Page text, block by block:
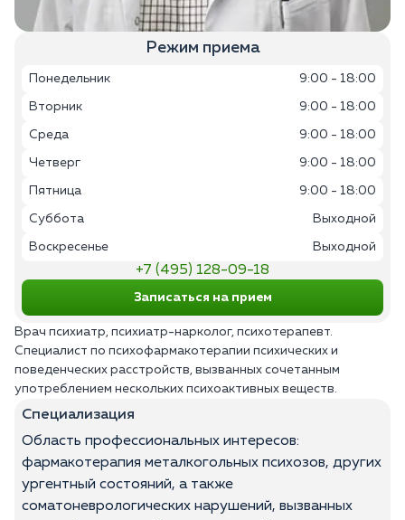
Режим приема
Понедельник 9:00 - 18:00
Вторник 9:00 - 18:00
Среда 9:00 - 18:00
Четверг 9:00 - 18:00
Пятница 9:00 - 18:00
Суббота Выходной
Воскресенье Выходной
+7 (495) 128-09-18
Записаться на прием
Врач психиатр, психиатр-нарколог, психотерапевт.
Специалист по психофармакотерапии психических и
поведенческих расстройств, вызванных сочетанным
употреблением нескольких психоактивных веществ.
Специализация
Область профессиональных интересов:
фармакотерапия металкогольных психозов, других
ургентный состояний, а также
соматоневрологических нарушений, вызванных